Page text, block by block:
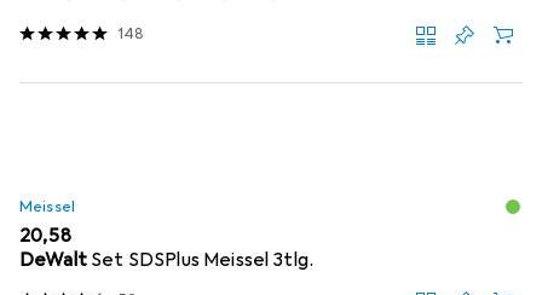
148
Meissel
EUR
20,58
DeWalt Set SDSPlus Meissel 3tlg.